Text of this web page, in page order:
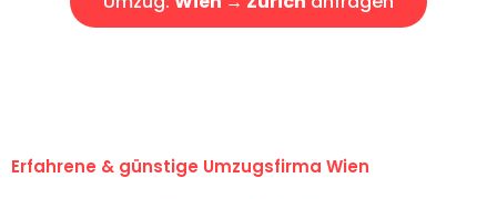
Erfahrene & günstige Umzugsfirma Wien